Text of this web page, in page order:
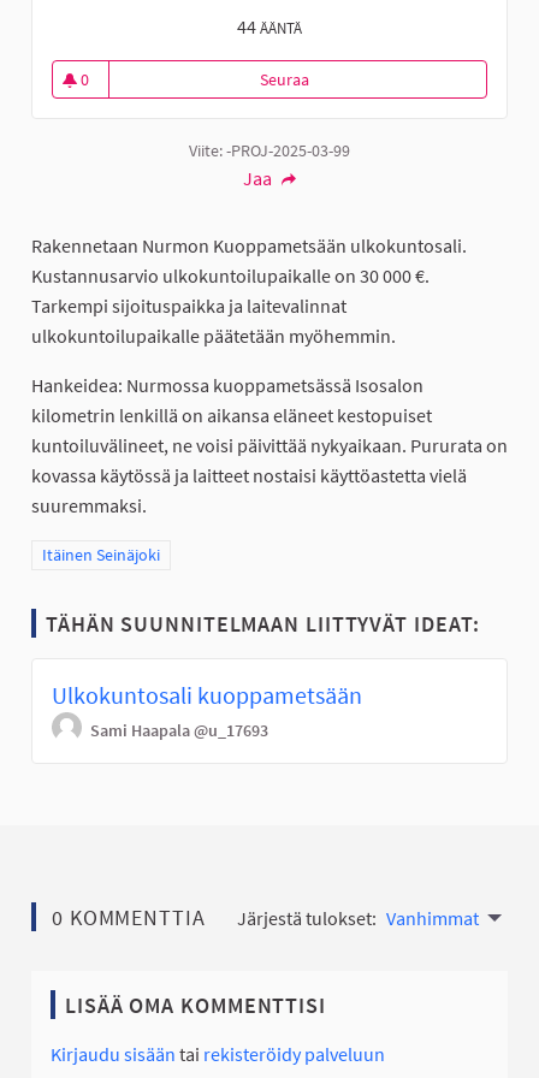
44ÄÄNTÄ
0
0 seuraajaa
SeuraaUlkokuntosali Nurmon
Viite: -PROJ-2025-03-99
Jaa
Rakennetaan Nurmon Kuoppametsään ulkokuntosali.
Kustannusarvio ulkokuntoilupaikalle on 30 000 €.
Tarkempi sijoituspaikka ja laitevalinnat
ulkokuntoilupaikalle päätetään myöhemmin.
Hankeidea: Nurmossa kuoppametsässä Isosalon
kilometrin lenkillä on aikansa eläneet kestopuiset
kuntoiluvälineet, ne voisi päivittää nykyaikaan. Pururata on
kovassa käytössä ja laitteet nostaisi käyttöastetta vielä
suuremmaksi.
Rajaa tulokset teeman mukaan: Itäinen Seinäjoki
Itäinen Seinäjoki
TÄHÄN SUUNNITELMAAN LIITTYVÄT IDEAT:
Ulkokuntosali kuoppametsään
Sami Haapala@u_17693
0 KOMMENTTIA Järjestä tulokset: Vanhimmat
LISÄÄ OMA KOMMENTTISI
Kirjaudu sisään tai rekisteröidy palveluun